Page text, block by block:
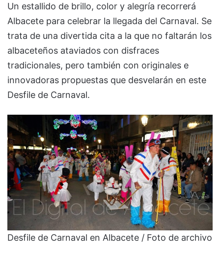
Un estallido de brillo, color y alegría recorrerá
Albacete para celebrar la llegada del Carnaval. Se
trata de una divertida cita a la que no faltarán los
albaceteños ataviados con disfraces
tradicionales, pero también con originales e
innovadoras propuestas que desvelarán en este
Desfile de Carnaval.
Desfile de Carnaval en Albacete / Foto de archivo